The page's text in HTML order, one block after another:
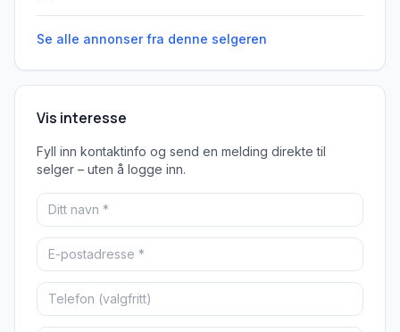
Se alle annonser fra denne selgeren
Vis interesse
Fyll inn kontaktinfo og send en melding direkte til
selger – uten å logge inn.